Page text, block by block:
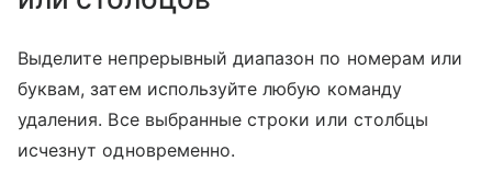
Выделите непрерывный диапазон по номерам или
буквам, затем используйте любую команду
удаления. Все выбранные строки или столбцы
исчезнут одновременно.